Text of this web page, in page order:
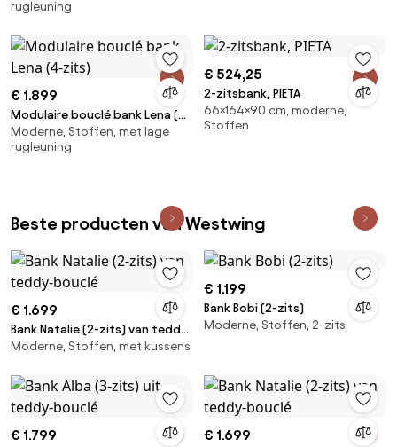
rugleuning
€ 1.899
Modulaire bouclé bank Lena (4-
zits)
Moderne, Stoffen, met lage
rugleuning
€ 524,25
2-zitsbank, PIETA
66×164×90 cm, moderne,
Stoffen
Beste producten van Westwing
€ 1.699
Bank Natalie (2-zits) van teddy-
bouclé
Moderne, Stoffen, met kussens
€ 1.199
Bank Bobi (2-zits)
Moderne, Stoffen, 2-zits
€ 1.799 € 1.699